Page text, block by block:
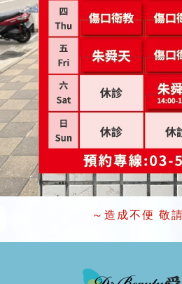
～造成不便 敬